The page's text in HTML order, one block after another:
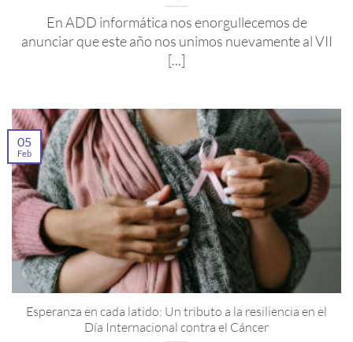
En ADD informática nos enorgullecemos de
anunciar que este año nos unimos nuevamente al VII
[...]
Esperanza en cada latido: Un tributo a la resiliencia en el
Día Internacional contra el Cáncer
05
Feb